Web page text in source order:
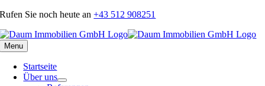
Skip
content
Rufen Sie noch heute an+43 512 908251
Menu
Startseite
Über uns